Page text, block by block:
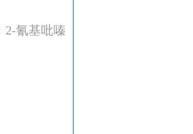
2-氰基吡嗪